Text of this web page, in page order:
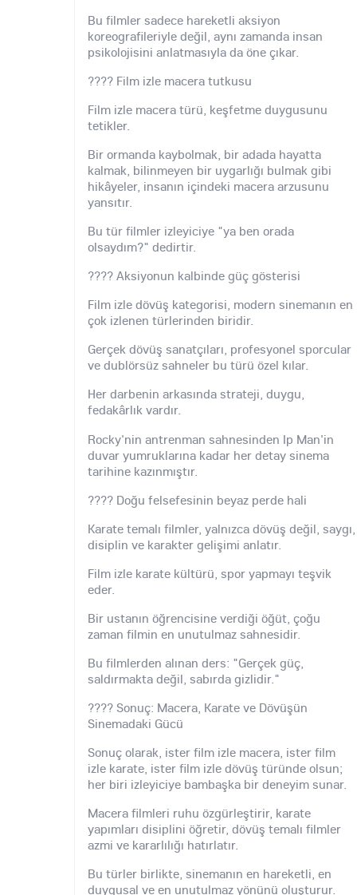
Bu filmler sadece hareketli aksiyon
koreografileriyle değil, aynı zamanda insan
psikolojisini anlatmasıyla da öne çıkar.
???? Film izle macera tutkusu
Film izle macera türü, keşfetme duygusunu
tetikler.
Bir ormanda kaybolmak, bir adada hayatta
kalmak, bilinmeyen bir uygarlığı bulmak gibi
hikâyeler, insanın içindeki macera arzusunu
yansıtır.
Bu tür filmler izleyiciye "ya ben orada
olsaydım?" dedirtir.
???? Aksiyonun kalbinde güç gösterisi
Film izle dövüş kategorisi, modern sinemanın en
çok izlenen türlerinden biridir.
Gerçek dövüş sanatçıları, profesyonel sporcular
ve dublörsüz sahneler bu türü özel kılar.
Her darbenin arkasında strateji, duygu,
fedakârlık vardır.
Rocky'nin antrenman sahnesinden Ip Man'in
duvar yumruklarına kadar her detay sinema
tarihine kazınmıştır.
???? Doğu felsefesinin beyaz perde hali
Karate temalı filmler, yalnızca dövüş değil, saygı,
disiplin ve karakter gelişimi anlatır.
Film izle karate kültürü, spor yapmayı teşvik
eder.
Bir ustanın öğrencisine verdiği öğüt, çoğu
zaman filmin en unutulmaz sahnesidir.
Bu filmlerden alınan ders: "Gerçek güç,
saldırmakta değil, sabırda gizlidir."
???? Sonuç: Macera, Karate ve Dövüşün
Sinemadaki Gücü
Sonuç olarak, ister film izle macera, ister film
izle karate, ister film izle dövüş türünde olsun;
her biri izleyiciye bambaşka bir deneyim sunar.
Macera filmleri ruhu özgürleştirir, karate
yapımları disiplini öğretir, dövüş temalı filmler
azmi ve kararlılığı hatırlatır.
Bu türler birlikte, sinemanın en hareketli, en
duygusal ve en unutulmaz yönünü oluşturur.